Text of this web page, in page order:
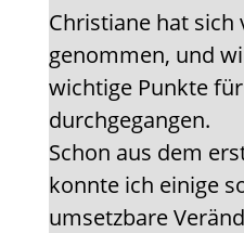
Christiane hat sich
genommen, und
wichtige Punkte
durchgegangen.
Schon aus dem
konnte ich einige
umsetzbare